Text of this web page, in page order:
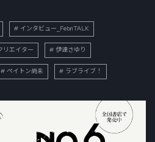
インタビュー_FebriTALK
リエイター 伊達さゆり
ペイトン尚未 ラブライブ！